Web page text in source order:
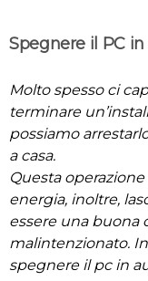
Spegnere il PC
Molto spesso ci
terminare
possiamo
a casa.
Questa
energia, inoltre,
essere una buona
malintenzionato.
spegnere il pc in